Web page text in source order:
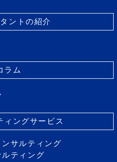
ントの紹介
ラム
ィングサービス
サルティング
ルティング